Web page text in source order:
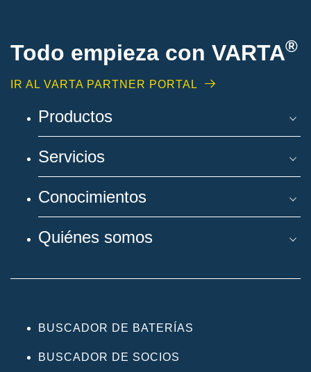
Todo empieza con VARTA®
IR AL VARTA PARTNER PORTAL
Productos
Servicios
Conocimientos
Quiénes somos
BUSCADOR DE BATERÍAS
BUSCADOR DE SOCIOS